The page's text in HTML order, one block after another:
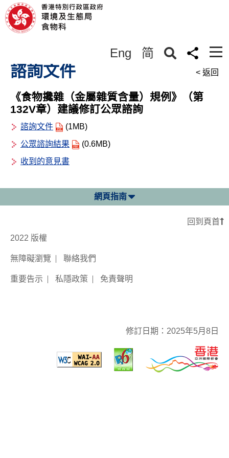
Eng 简
諮詢文件
《食物攙雜（金屬雜質含量）規例》（第
132V章）建議修訂公眾諮詢
< 返回
諮詢文件
(1MB)
公眾諮詢結果
(0.6MB)
收到的意見書
網頁指南
回到頁首
2022 版權
無障礙瀏覽 聯絡我們
重要告示 私隱政策 免責聲明
修訂日期： 2025年5月8日